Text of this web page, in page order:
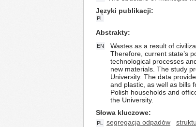
Języki publikacji
PL
Abstrakty
EN
Wastes as a result of
Therefore, current state’s
technological processes
new materials. The study
University. The data
and plastic, as well as bills
Polish households and
the University.
Słowa kluczowe
PL segregacja odpadów